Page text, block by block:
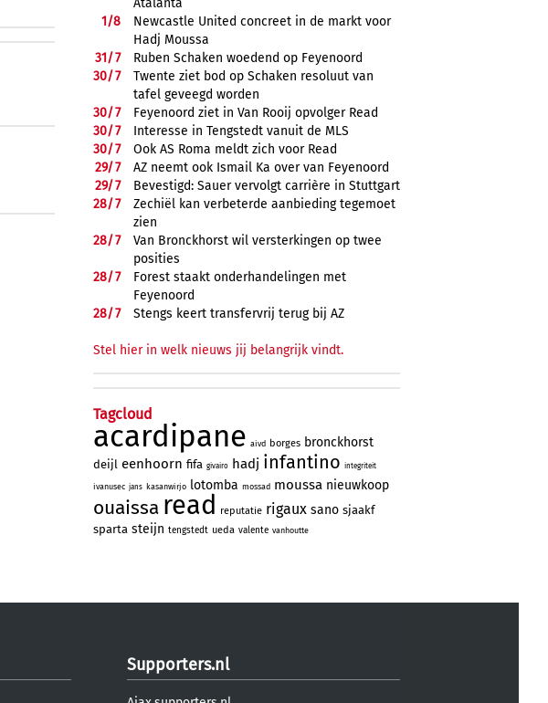
Atalanta
1/8
Newcastle United concreet in de markt voor
Hadj Moussa
31/7
Ruben Schaken woedend op Feyenoord
30/7
Twente ziet bod op Schaken resoluut van
tafel geveegd worden
30/7
Feyenoord ziet in Van Rooij opvolger Read
30/7
Interesse in Tengstedt vanuit de MLS
30/7
Ook AS Roma meldt zich voor Read
29/7
AZ neemt ook Ismail Ka over van Feyenoord
29/7
Bevestigd: Sauer vervolgt carrière in Stuttgart
28/7
Zechiël kan verbeterde aanbieding tegemoet
zien
28/7
Van Bronckhorst wil versterkingen op twee
posities
28/7
Forest staakt onderhandelingen met
Feyenoord
28/7 Stengs keert transfervrij terug bij AZ
Stel hier in welk nieuws jij belangrijk vindt.
Tagcloud
acardipane aivd borges bronckhorst
deijl eenhoorn fifa givairo hadj infantino integriteit
ivanusec jans kasanwirjo lotomba mossad moussa nieuwkoop
ouaissa read reputatie rigaux sano sjaakf
sparta steijn tengstedt ueda valente vanhoutte
Supporters.nl